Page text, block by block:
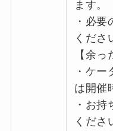
ます。
・必要
くださ
【余っ
・ケー
は開催
・お持
くださ